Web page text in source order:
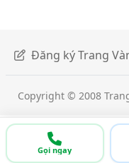
Gọi ngay
Đăng ký Trang
Copyright © 2008